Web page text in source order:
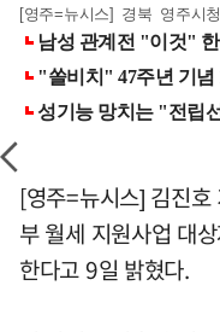
[영주=뉴시스] 경북 영주시
[영주=뉴시스] 김진
부 월세 지원사업 대
한다고 9일 밝혔다.